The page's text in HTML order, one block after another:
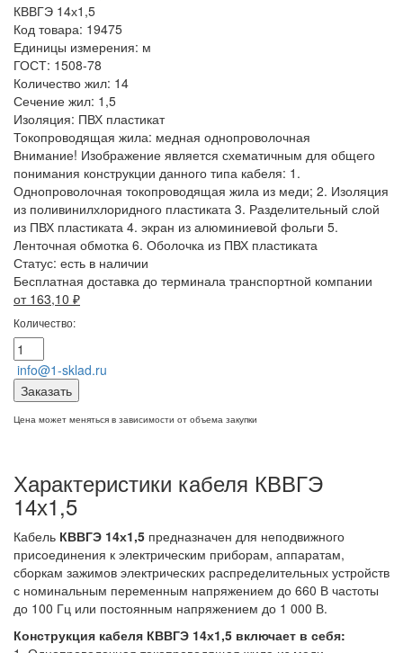
КВВГЭ 14х1,5
Код товара: 19475
Единицы измерения: м
ГОСТ: 1508-78
Количество жил: 14
Сечение жил: 1,5
Изоляция: ПВХ пластикат
Токопроводящая жила: медная однопроволочная
Внимание! Изображение является схематичным для общего
понимания конструкции данного типа кабеля: 1.
Однопроволочная токопроводящая жила из меди; 2. Изоляция
из поливинилхлоридного пластиката 3. Разделительный слой
из ПВХ пластиката 4. экран из алюминиевой фольги 5.
Ленточная обмотка 6. Оболочка из ПВХ пластиката
Статус: есть в наличии
Бесплатная доставка до терминала транспортной компании
от 163,10 ₽
Количество:
info@1-sklad.ru
Заказать
Цена может меняться в зависимости от объема закупки
Характеристики кабеля КВВГЭ
14х1,5
Кабель КВВГЭ 14х1,5 предназначен для неподвижного
присоединения к электрическим приборам, аппаратам,
сборкам зажимов электрических распределительных устройств
с номинальным переменным напряжением до 660 В частоты
до 100 Гц или постоянным напряжением до 1 000 В.
Конструкция кабеля КВВГЭ 14х1,5 включает в себя: